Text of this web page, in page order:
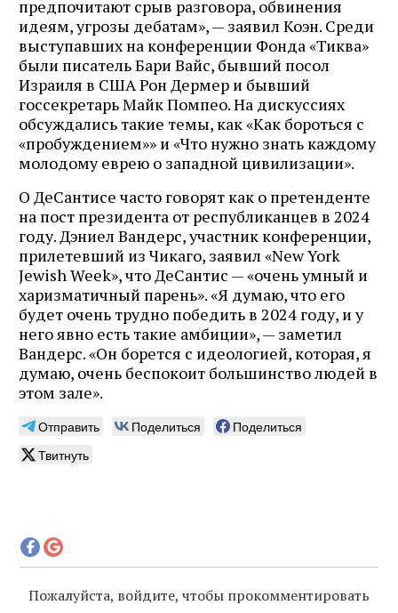
предпочитают срыв разговора, обвинения
идеям, угрозы дебатам», — заявил Коэн. Среди
выступавших на конференции Фонда «Тиква»
были писатель Бари Вайс, бывший посол
Израиля в США Рон Дермер и бывший
госсекретарь Майк Помпео. На дискуссиях
обсуждались такие темы, как «Как бороться с
«пробуждением»» и «Что нужно знать каждому
молодому еврею о западной цивилизации».
О ДеСантисе часто говорят как о претенденте
на пост президента от республиканцев в 2024
году. Дэниел Вандерс, участник конференции,
прилетевший из Чикаго, заявил «New York
Jewish Week», что ДеСантис — «очень умный и
харизматичный парень». «Я думаю, что его
будет очень трудно победить в 2024 году, и у
него явно есть такие амбиции», — заметил
Вандерс. «Он борется с идеологией, которая, я
думаю, очень беспокоит большинство людей в
этом зале».
Отправить Поделиться
Поделиться
Твитнуть
Пожалуйста, войдите, чтобы прокомментировать